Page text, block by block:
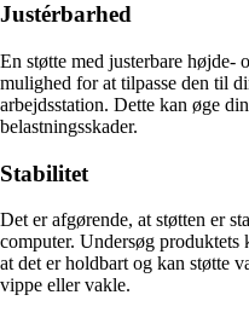
Justérbarhed
En støtte med justerbare
mulighed for at tilpasse den til
arbejdsstation. Dette kan øge
belastningsskader.
Stabilitet
Det er afgørende, at støtten er
computer. Undersøg
at det er holdbart og kan støtte
vippe eller vakle.